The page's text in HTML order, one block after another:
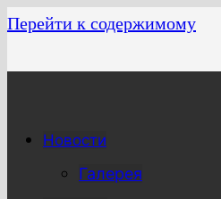
Перейти к содержимому
Новости
Галерея